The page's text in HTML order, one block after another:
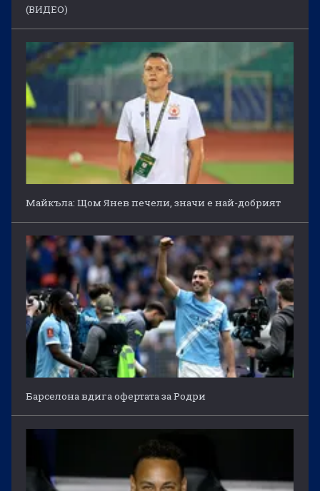
(ВИДЕО)
Майкъла: Щом Янев печели, значи е най-добрият
Барселона вдига офертата за Родри